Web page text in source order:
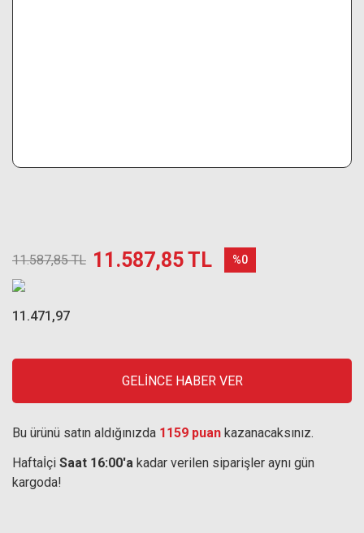
11.587,85 TL 11.587,85 TL %0
11.471,97
GELİNCE HABER VER
Bu ürünü satın aldığınızda 1159 puan kazanacaksınız.
Haftaİçi Saat 16:00'a kadar verilen siparişler aynı gün
kargoda!